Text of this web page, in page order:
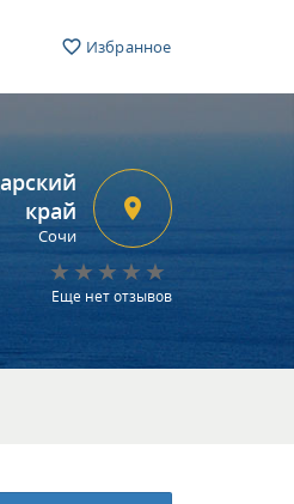
Избранное
край
Сочи
Еще нет отзывов